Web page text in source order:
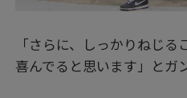
「さらに、しっかりねじ
喜んでると思います」とガ